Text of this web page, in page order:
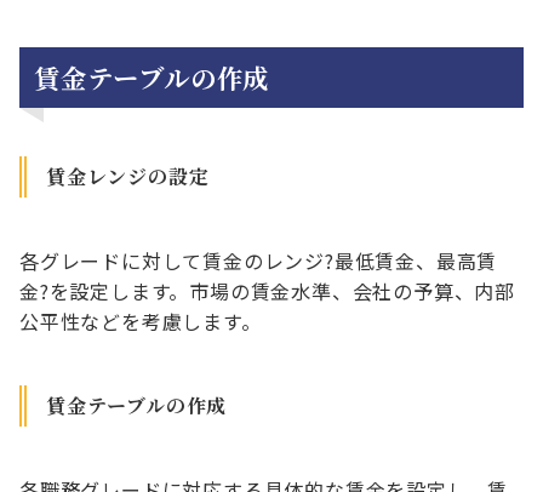
賃金テーブルの作成
賃金レンジの設定
各グレードに対して賃金のレンジ?最低賃金、最高賃
金?を設定します。市場の賃金水準、会社の予算、内部
公平性などを考慮します。
賃金テーブルの作成